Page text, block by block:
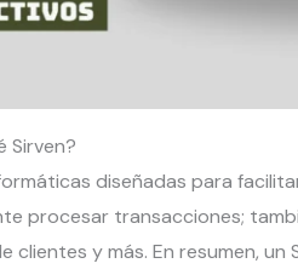
Sirven?
diseñadas para
procesar transacciones;
y más. En resumen,